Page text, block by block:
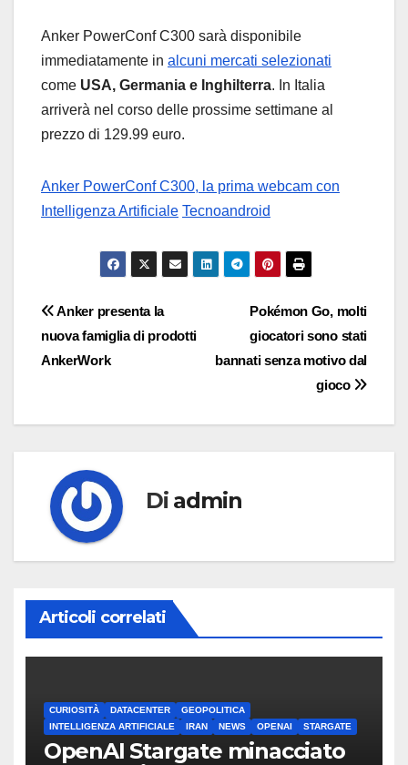
Anker PowerConf C300 sarà disponibile
immediatamente in alcuni mercati selezionati
come USA, Germania e Inghilterra. In Italia
arriverà nel corso delle prossime settimane al
prezzo di 129.99 euro.
Anker PowerConf C300, la prima webcam con
Intelligenza Artificiale Tecnoandroid
Navigazione
articoli
Pokémon Go, molti
giocatori sono stati
bannati senza motivo dal
gioco
Anker presenta la
nuova famiglia di prodotti
AnkerWork
Di admin
Articoli correlati
CURIOSITÀ DATACENTER
GEOPOLITICA
INTELLIGENZA ARTIFICIALE
IRAN NEWS OPENAI STARGATE
OpenAI Stargate minacciato